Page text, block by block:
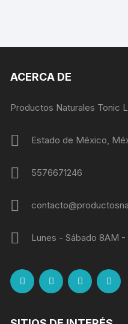
ACERCA DE
Productos Naturales Tonic
Estado de México,
5576671246
Lunes - Sábado 8AM